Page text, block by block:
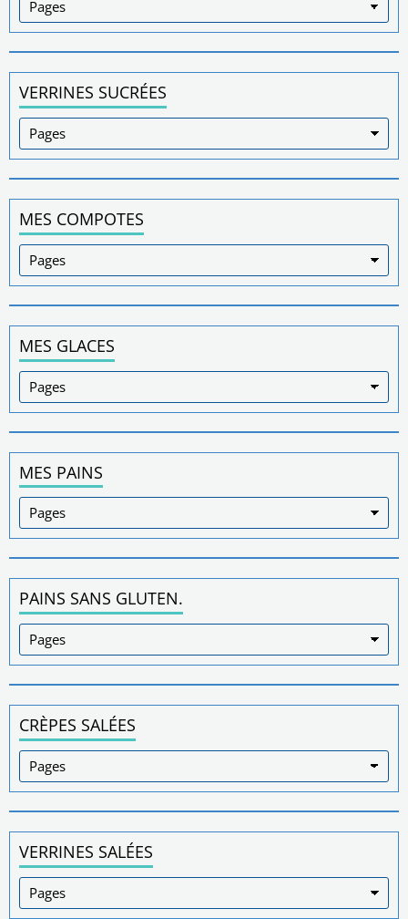
VERRINES SUCRÉES
MES COMPOTES
MES GLACES
MES PAINS
PAINS SANS GLUTEN.
CRÈPES SALÉES
VERRINES SALÉES